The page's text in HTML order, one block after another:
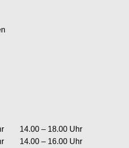
Vormittag
14.00 – 18.00 Uhr
14.00 – 16.00 Uhr